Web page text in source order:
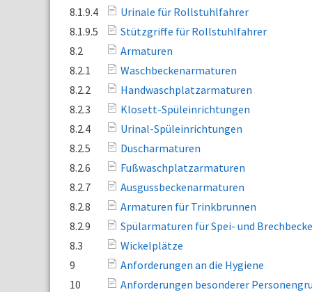
8.1.9.4
Urinale für Rollstuhlfahrer
8.1.9.5
Stützgriffe für Rollstuhlfahrer
8.2
Armaturen
8.2.1
Waschbeckenarmaturen
8.2.2
Handwaschplatzarmaturen
8.2.3
Klosett-Spüleinrichtungen
8.2.4
Urinal-Spüleinrichtungen
8.2.5
Duscharmaturen
8.2.6
Fußwaschplatzarmaturen
8.2.7
Ausgussbeckenarmaturen
8.2.8
Armaturen für Trinkbrunnen
8.2.9
Spülarmaturen für Spei- und
8.3
Wickelplätze
9
Anforderungen an die Hygiene
10
Anforderungen besonderer